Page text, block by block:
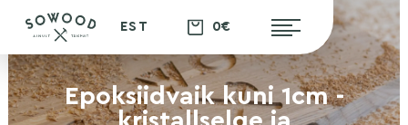
EST 0€
Epoksiidvaik kuni 1cm -